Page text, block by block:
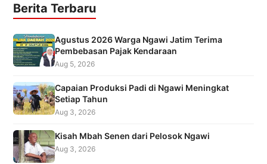
Berita Terbaru
Agustus 2026 Warga Ngawi Jatim Terima
Pembebasan Pajak Kendaraan
Aug 5, 2026
Capaian Produksi Padi di Ngawi Meningkat
Setiap Tahun
Aug 3, 2026
Kisah Mbah Senen dari Pelosok Ngawi
Aug 3, 2026